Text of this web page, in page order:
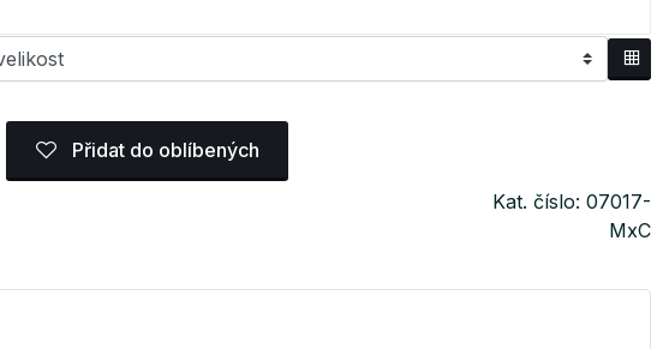
Přidat do oblíbených
Kat. číslo: 07017-
MxC